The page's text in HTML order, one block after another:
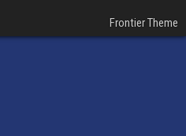
Frontier Theme